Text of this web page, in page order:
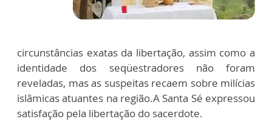
circunstâncias exatas da libertação, assim como a
identidade dos seqüestradores não foram
reveladas, mas as suspeitas recaem sobre milícias
islâmicas atuantes na região.A Santa Sé expressou
satisfação pela libertação do sacerdote.